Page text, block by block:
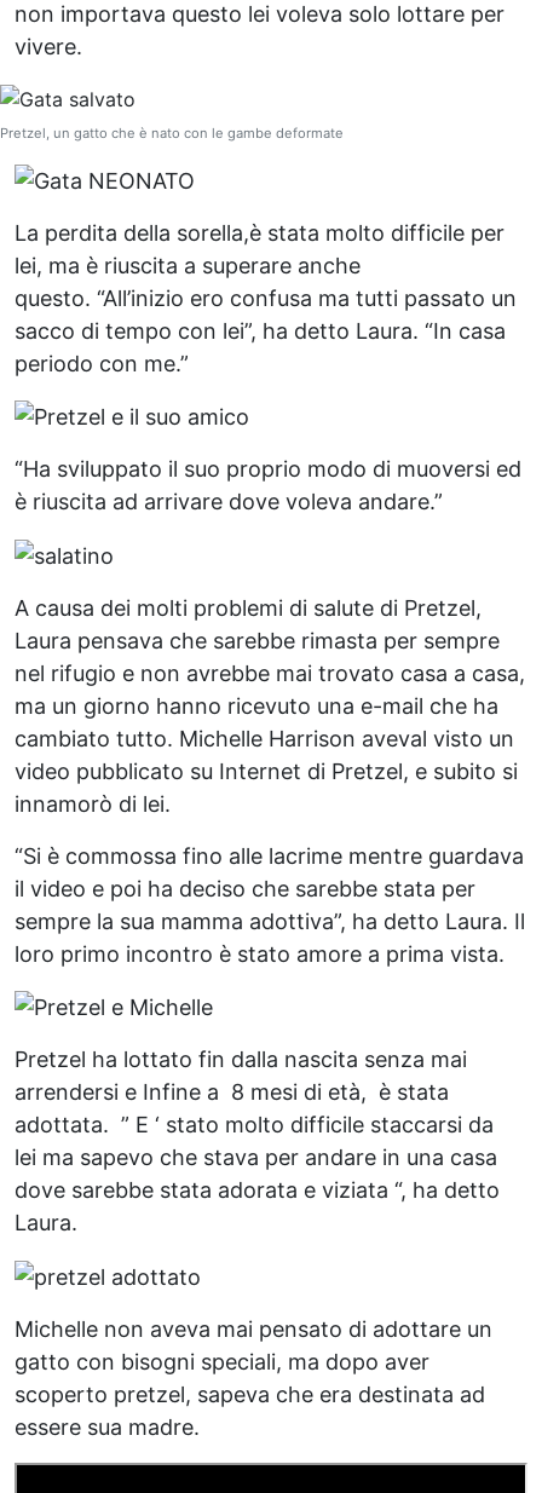
non importava questo lei voleva solo lottare per
vivere.
Pretzel, un gatto che è nato con le gambe deformate
La perdita della sorella,è stata molto difficile per
lei, ma è riuscita a superare anche
questo. “All’inizio ero confusa ma tutti passato un
sacco di tempo con lei”, ha detto Laura. “In casa
periodo con me.”
“Ha sviluppato il suo proprio modo di muoversi ed
è riuscita ad arrivare dove voleva andare.”
A causa dei molti problemi di salute di Pretzel,
Laura pensava che sarebbe rimasta per sempre
nel rifugio e non avrebbe mai trovato casa a casa,
ma un giorno hanno ricevuto una e-mail che ha
cambiato tutto. Michelle Harrison aveval visto un
video pubblicato su Internet di Pretzel, e subito si
innamorò di lei.
“Si è commossa fino alle lacrime mentre guardava
il video e poi ha deciso che sarebbe stata per
sempre la sua mamma adottiva”, ha detto Laura. Il
loro primo incontro è stato amore a prima vista.
Pretzel ha lottato fin dalla nascita senza mai
arrendersi e Infine a 8 mesi di età, è stata
adottata. ” E ‘ stato molto difficile staccarsi da
lei ma sapevo che stava per andare in una casa
dove sarebbe stata adorata e viziata “, ha detto
Laura.
Michelle non aveva mai pensato di adottare un
gatto con bisogni speciali, ma dopo aver
scoperto pretzel, sapeva che era destinata ad
essere sua madre.